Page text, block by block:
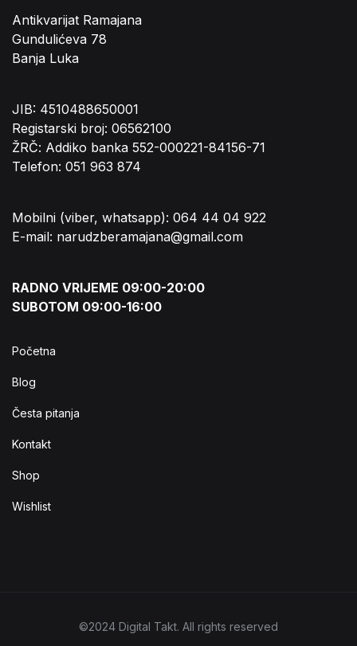
Antikvarijat Ramajana
Gundulićeva 78
Banja Luka
JIB: 4510488650001
Registarski broj: 06562100
ŽRČ: Addiko banka 552-000221-84156-71
Telefon: 051 963 874
Mobilni (viber, whatsapp): 064 44 04 922
E-mail: narudzberamajana@gmail.com
RADNO VRIJEME 09:00-20:00
SUBOTOM 09:00-16:00
Početna
Blog
Česta pitanja
Kontakt
Shop
Wishlist
©2024 Digital Takt. All rights reserved